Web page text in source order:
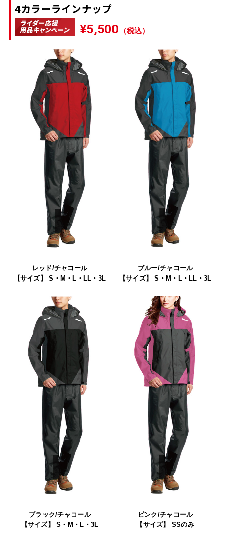
4カラーラインナップ
¥5,500 （税込）
レッド/チャコール
【サイズ】 S・M・L・LL・3L
ブルー/チャコール
【サイズ】 S・M・L・LL・3L
ブラック/チャコール
【サイズ】 S・M・L・3L
ピンク/チャコール
【サイズ】 SSのみ